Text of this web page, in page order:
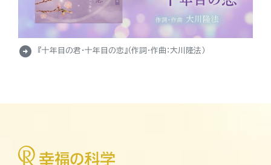
arrow_circle_right 『十年目の君・十年目の恋』（作詞・作曲：大川隆法）